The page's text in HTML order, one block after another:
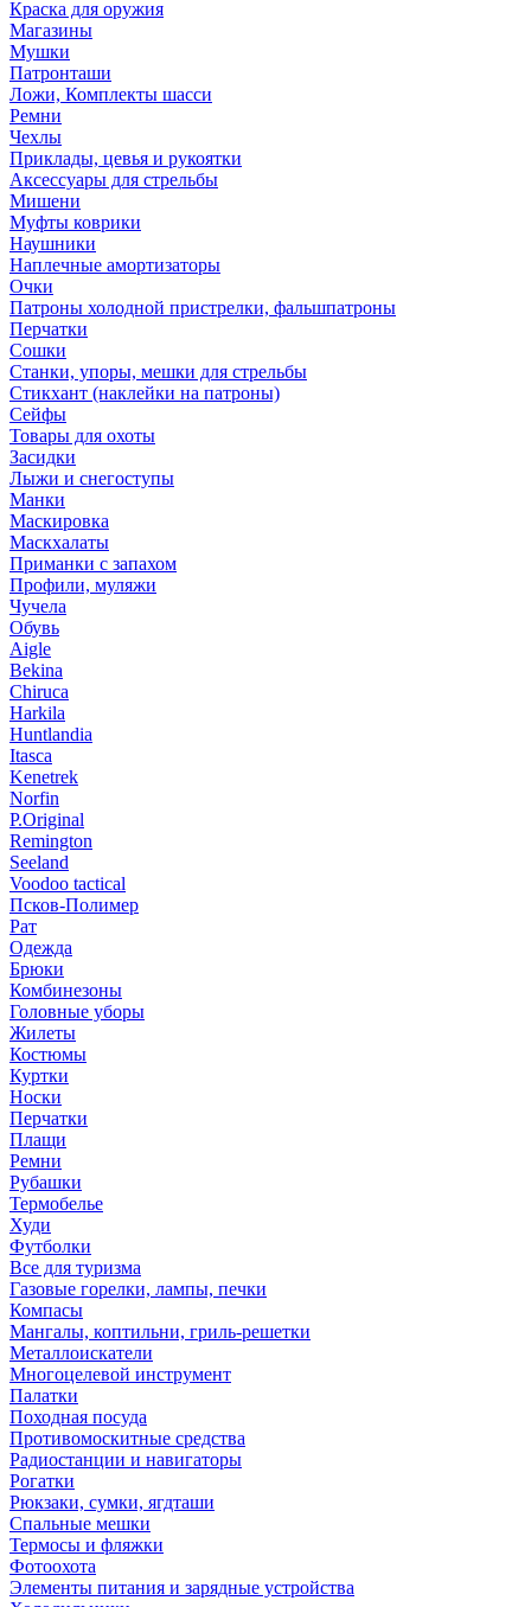
Краска для оружия
Магазины
Мушки
Патронташи
Ложи, Комплекты шасси
Ремни
Чехлы
Приклады, цевья и рукоятки
Аксессуары для стрельбы
Мишени
Муфты коврики
Наушники
Наплечные амортизаторы
Очки
Патроны холодной пристрелки, фальшпатроны
Перчатки
Сошки
Станки, упоры, мешки для стрельбы
Стикхант (наклейки на патроны)
Сейфы
Товары для охоты
Засидки
Лыжи и снегоступы
Манки
Маскировка
Маскхалаты
Приманки с запахом
Профили, муляжи
Чучела
Обувь
Aigle
Bekina
Chiruсa
Harkila
Huntlandia
Itasca
Kenetrek
Norfin
P.Original
Remington
Seeland
Voodoo tactical
Псков-Полимер
Рат
Одежда
Брюки
Комбинезоны
Головные уборы
Жилеты
Костюмы
Куртки
Носки
Перчатки
Плащи
Ремни
Рубашки
Термобелье
Худи
Футболки
Все для туризма
Газовые горелки, лампы, печки
Компасы
Мангалы, коптильни, гриль-решетки
Металлоискатели
Многоцелевой инструмент
Палатки
Походная посуда
Противомоскитные средства
Радиостанции и навигаторы
Рогатки
Рюкзаки, сумки, ягдташи
Спальные мешки
Термосы и фляжки
Фотоохота
Элементы питания и зарядные устройства